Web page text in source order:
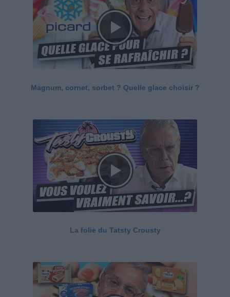
Magnum, cornet, sorbet ? Quelle glace choisir ?
La folie du Tatsty Crousty